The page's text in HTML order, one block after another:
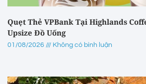
Quẹt Thẻ VPBank Tại Highlands
Upsize Đồ Uống
01/08/2026 Không có bình luận